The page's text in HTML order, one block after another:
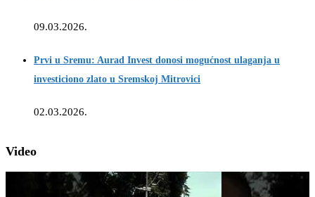
09.03.2026.
Prvi u Sremu: Aurad Invest donosi mogućnost ulaganja u
investiciono zlato u Sremskoj Mitrovici
02.03.2026.
Video